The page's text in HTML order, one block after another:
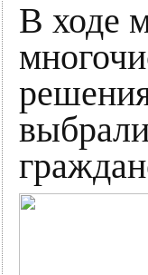
В ходе